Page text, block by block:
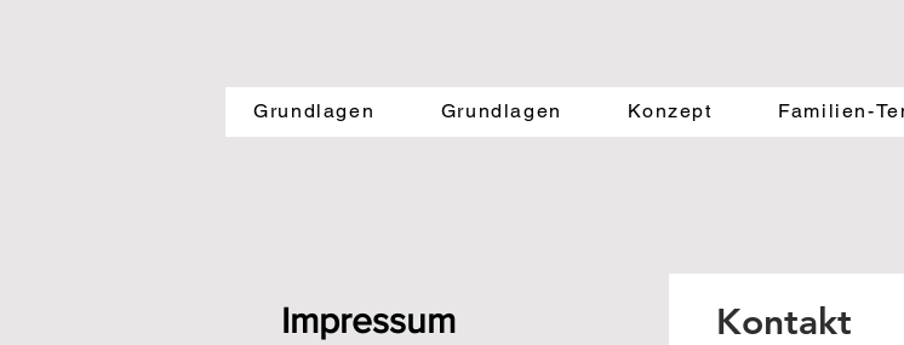
Grundlagen Grundlagen Konzept Familien-
Kontakt
Impressum